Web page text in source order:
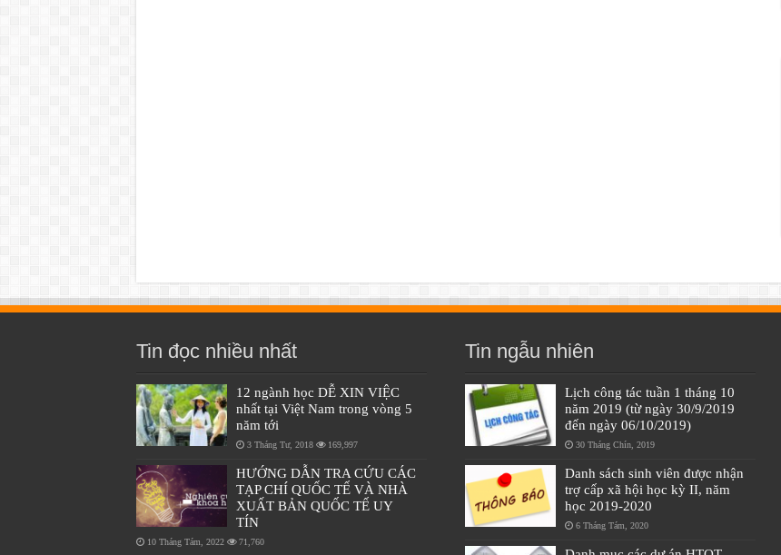
Tin đọc nhiều nhất
12 ngành học DỄ XIN VIỆC
nhất tại Việt Nam trong vòng 5
năm tới
3 Tháng Tư, 2018 169,997
HƯỚNG DẪN TRA CỨU CÁC
TẠP CHÍ QUỐC TẾ VÀ NHÀ
XUẤT BẢN QUỐC TẾ UY
TÍN
10 Tháng Tám, 2022 71,760
Tin ngẫu nhiên
Lịch công tác tuần 1 tháng 10
năm 2019 (từ ngày 30/9/2019
đến ngày 06/10/2019)
30 Tháng Chín, 2019
Danh sách sinh viên được nhận
trợ cấp xã hội học kỳ II, năm
học 2019-2020
6 Tháng Tám, 2020